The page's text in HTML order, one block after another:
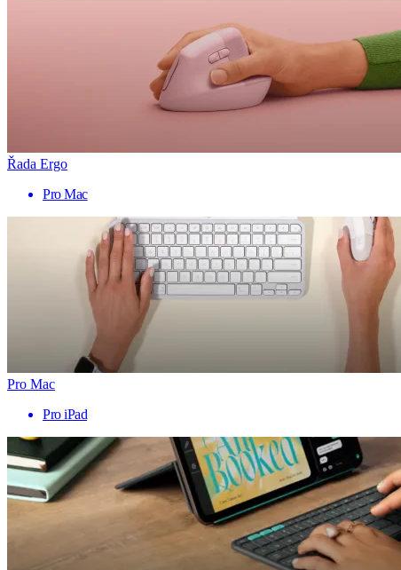
Řada Ergo
Pro Mac
Pro Mac
Pro iPad